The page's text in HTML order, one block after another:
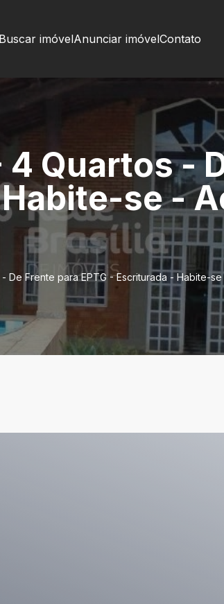
Buscar imóvelAnunciar imóvelContato
Quartos -
se -
De Frente para EPTG - Escriturada - Habite-